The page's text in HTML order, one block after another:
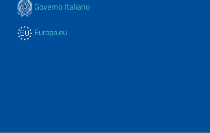
Governo Italiano
Europa.eu